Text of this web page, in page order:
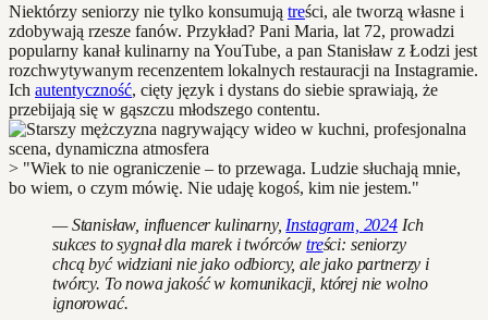
Niektórzy seniorzy nie tylko konsumują treści, ale tworzą własne i
zdobywają rzesze fanów. Przykład? Pani Maria, lat 72, prowadzi
popularny kanał kulinarny na YouTube, a pan Stanisław z Łodzi jest
rozchwytywanym recenzentem lokalnych restauracji na Instagramie.
Ich autentyczność, cięty język i dystans do siebie sprawiają, że
przebijają się w gąszczu młodszego contentu.
> "Wiek to nie ograniczenie – to przewaga. Ludzie słuchają mnie,
bo wiem, o czym mówię. Nie udaję kogoś, kim nie jestem."
— Stanisław, influencer kulinarny, Instagram, 2024 Ich
sukces to sygnał dla marek i twórcówtreści: seniorzy
chcą być widziani nie jako odbiorcy, ale jako partnerzy i
twórcy. To nowa jakość w komunikacji, której nie wolno
ignorować.